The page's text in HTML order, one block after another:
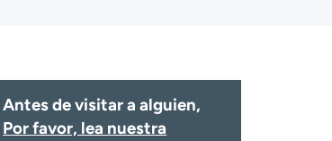
Antes de visitar a alguien,
Por favor, lea nuestra